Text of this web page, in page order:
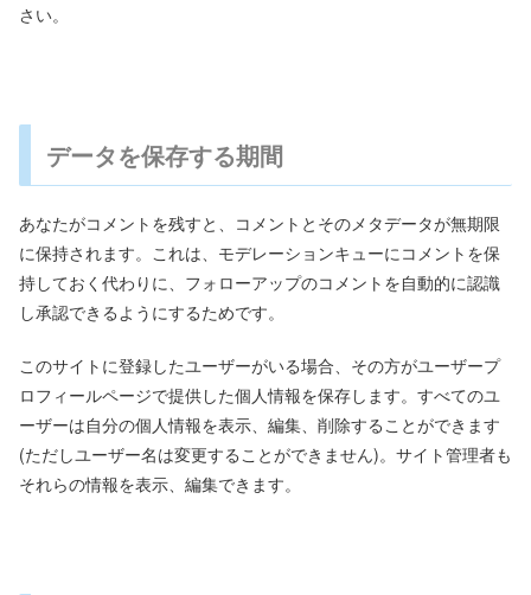
さい。
データを保存する期間
あなたがコメントを残すと、コメントとそのメタデータが無期限
に保持されます。これは、モデレーションキューにコメントを保
持しておく代わりに、フォローアップのコメントを自動的に認識
し承認できるようにするためです。
このサイトに登録したユーザーがいる場合、その方がユーザープ
ロフィールページで提供した個人情報を保存します。すべてのユ
ーザーは自分の個人情報を表示、編集、削除することができます
(ただしユーザー名は変更することができません)。サイト管理者も
それらの情報を表示、編集できます。